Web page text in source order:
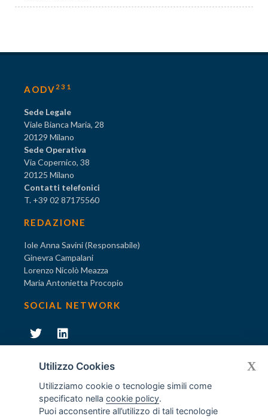
AODV 231
Sede Legale
Viale Bianca Maria, 28
20129 Milano
Sede Operativa
Via Copernico, 38
20125 Milano
Contatti telefonici
T. +39 02 87175560
REDAZIONE
Iole Anna Savini (Responsabile)
Ginevra Campalani
Lorenzo Nicolò Meazza
Maria Antonietta Procopio
SOCIAL NETWORK
Diventa socio di AODV
Utilizzo Cookies
Utilizziamo cookie o tecnologie simili come
specificato nellacookie policy.
Puoi acconsentire all’utilizzo di tali tecnologie
X